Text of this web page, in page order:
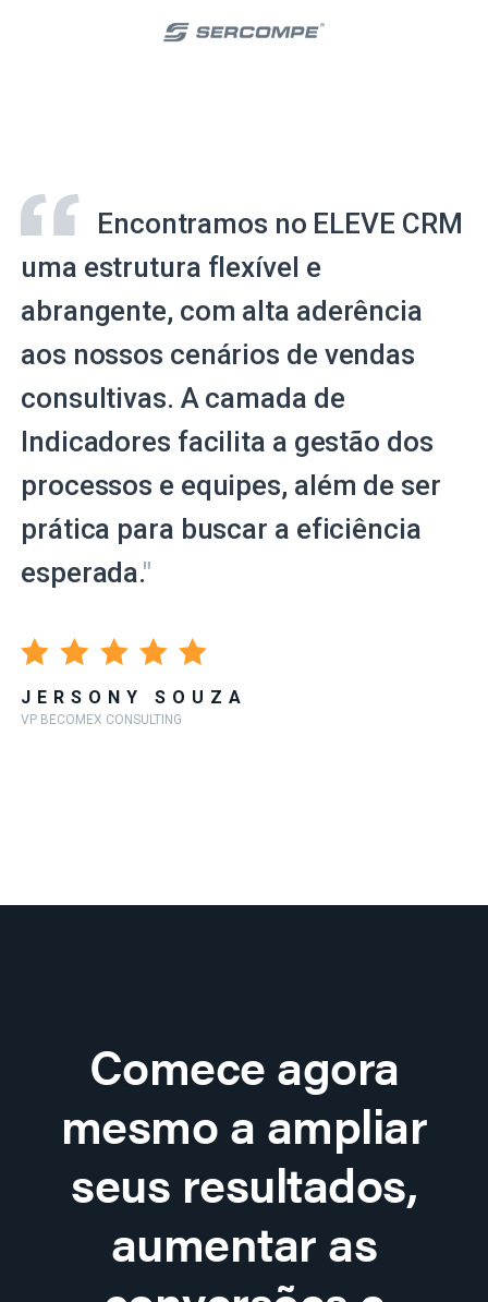
Encontramos no ELEVE CRM
uma estrutura flexível e
abrangente, com alta aderência
aos nossos cenários de vendas
consultivas. A camada de
Indicadores facilita a gestão dos
processos e equipes, além de ser
prática para buscar a eficiência
esperada."
JERSONY SOUZA
VP BECOMEX CONSULTING
Comece agora
mesmo a ampliar
seus resultados,
aumentar as